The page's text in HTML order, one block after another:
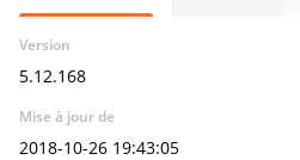
Version
5.12.168
Mise à jour de
2018-10-26 19:43:05